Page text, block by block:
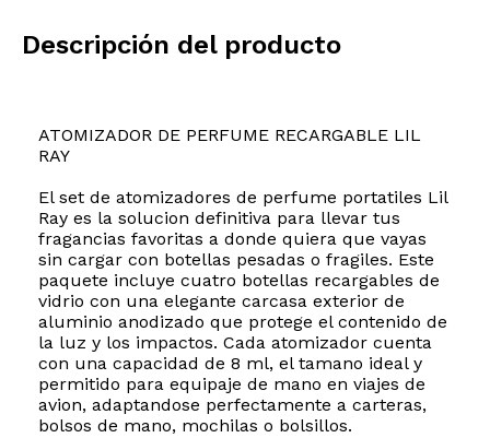
Descripción del producto
ATOMIZADOR DE PERFUME RECARGABLE LIL
RAY
El set de atomizadores de perfume portatiles Lil
Ray es la solucion definitiva para llevar tus
fragancias favoritas a donde quiera que vayas
sin cargar con botellas pesadas o fragiles. Este
paquete incluye cuatro botellas recargables de
vidrio con una elegante carcasa exterior de
aluminio anodizado que protege el contenido de
la luz y los impactos. Cada atomizador cuenta
con una capacidad de 8 ml, el tamano ideal y
permitido para equipaje de mano en viajes de
avion, adaptandose perfectamente a carteras,
bolsos de mano, mochilas o bolsillos.